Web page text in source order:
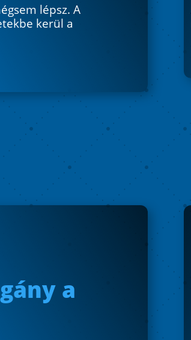
lépsz. A
kerül a
a